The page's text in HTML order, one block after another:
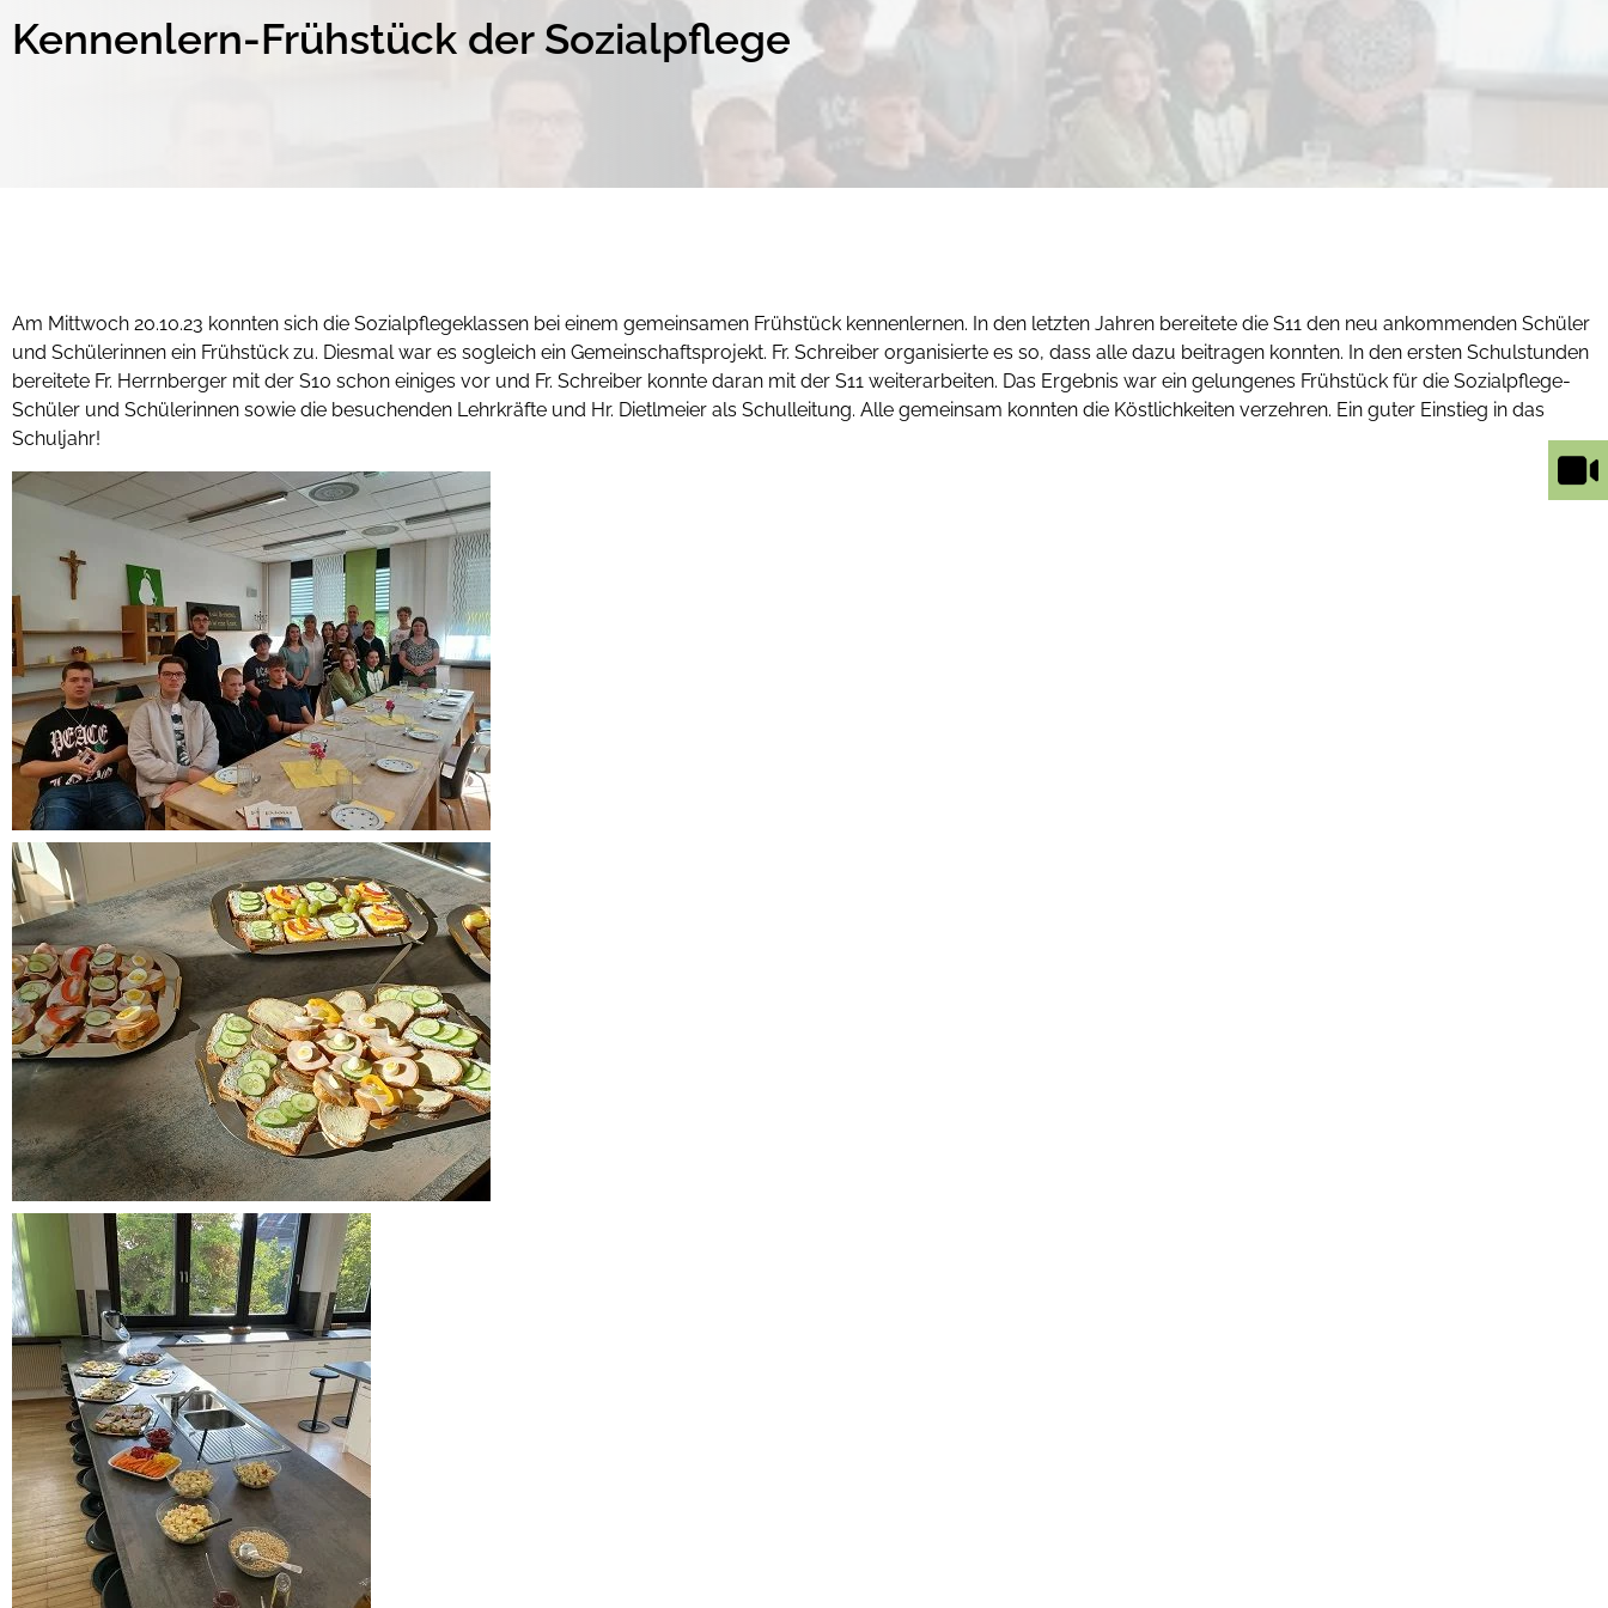
Kennenlern-Frühstück der Sozialpflege
Am Mittwoch 20.10.23 konnten sich die Sozialpflegeklassen bei einem gemeinsamen Frühstück kennenlernen. In den letzten Jahren bereitete die S11 den neu ankommenden Schüler
und Schülerinnen ein Frühstück zu. Diesmal war es sogleich ein Gemeinschaftsprojekt. Fr. Schreiber organisierte es so, dass alle dazu beitragen konnten. In den ersten Schulstunden
bereitete Fr. Herrnberger mit der S10 schon einiges vor und Fr. Schreiber konnte daran mit der S11 weiterarbeiten. Das Ergebnis war ein gelungenes Frühstück für die Sozialpflege-
Schüler und Schülerinnen sowie die besuchenden Lehrkräfte und Hr. Dietlmeier als Schulleitung. Alle gemeinsam konnten die Köstlichkeiten verzehren. Ein guter Einstieg in das
Schuljahr!